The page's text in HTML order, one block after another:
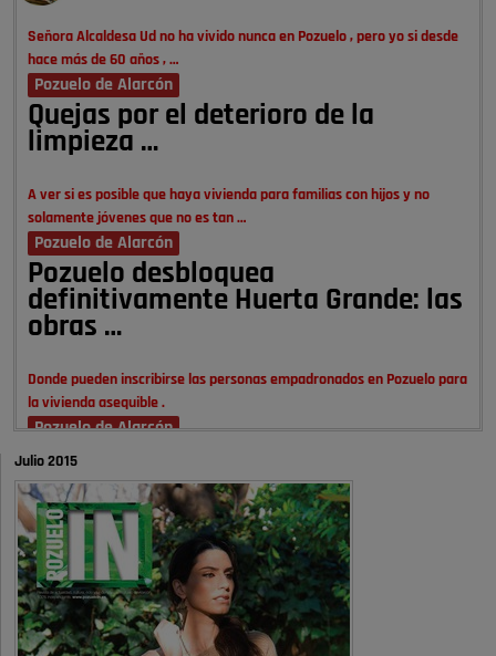
Señora Alcaldesa Ud no ha vivido nunca en Pozuelo , pero yo si desde
hace más de 60 años , …
Pozuelo de Alarcón
Quejas por el deterioro de la
limpieza …
A ver si es posible que haya vivienda para familias con hijos y no
solamente jóvenes que no es tan …
Pozuelo de Alarcón
Pozuelo desbloquea
definitivamente Huerta Grande: las
obras …
Donde pueden inscribirse las personas empadronados en Pozuelo para
la vivienda asequible .
Pozuelo de Alarcón
Pozuelo desbloquea
definitivamente Huerta Grande: las
obras …
También pienso que si no fuéramos tan sucios no haría falta denunciar
nada
Pozuelo de Alarcón
Quejas por el deterioro de la
Julio 2015